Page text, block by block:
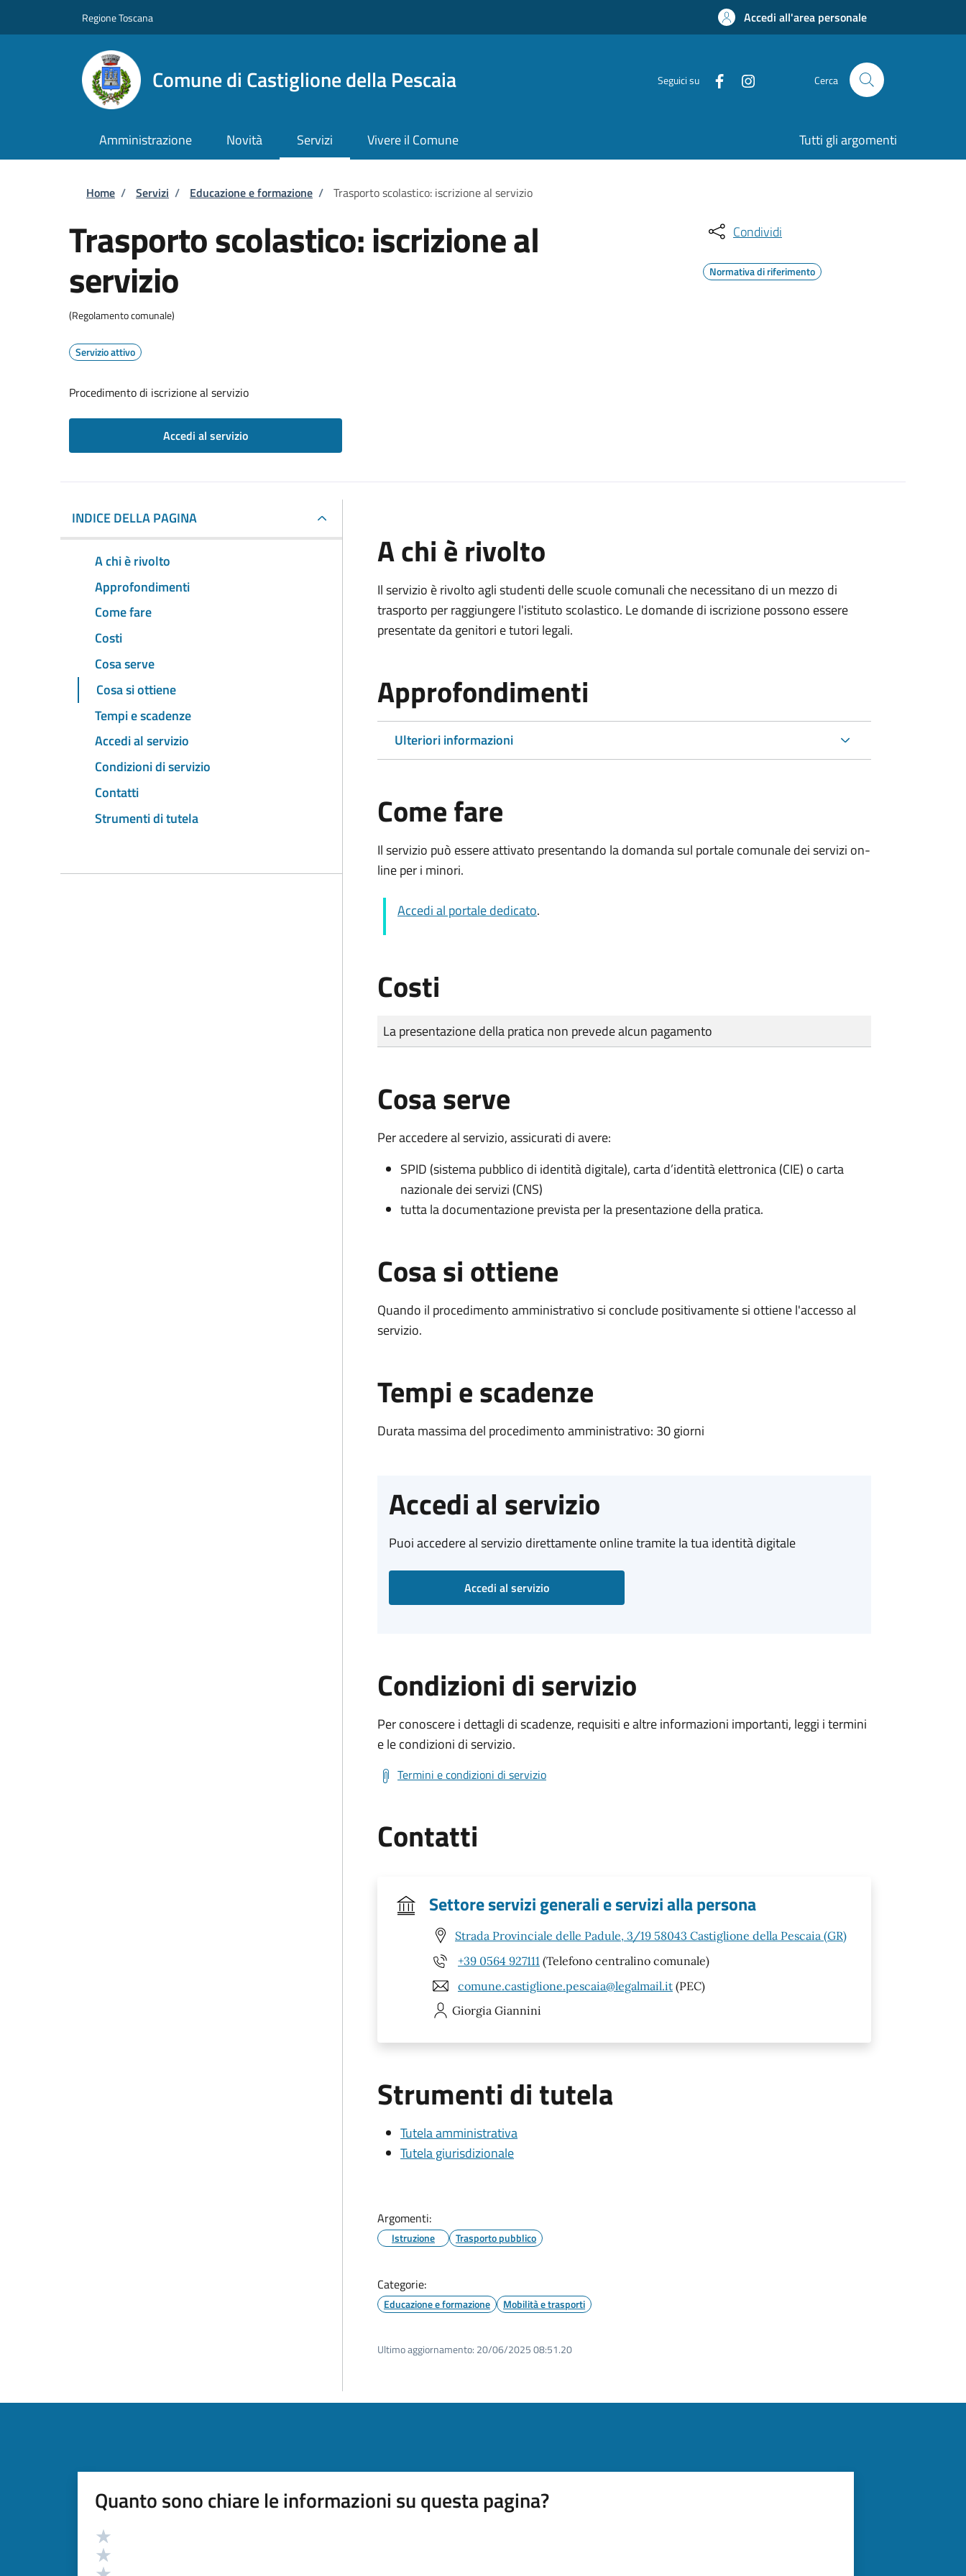
Regione Toscana Accedi all'area personale
Comune di Castiglione della Pescaia Seguici su Cerca
Amministrazione Novità Servizi Vivere il Comune Tutti gli argomenti
Briciole di pane
Home / Servizi / Educazione e formazione / Trasporto scolastico: iscrizione al servizio
Trasporto scolastico: iscrizione al
servizio
(Regolamento comunale)
Servizio attivo
Procedimento di iscrizione al servizio
Accedi al servizio
Condividi
Normativa di riferimento
INDICE DELLA PAGINA
A chi è rivolto
Approfondimenti
Come fare
Costi
Cosa serve
Cosa si ottiene
Tempi e scadenze
Accedi al servizio
Condizioni di servizio
Contatti
Strumenti di tutela
A chi è rivolto
Il servizio è rivolto agli studenti delle scuole comunali che necessitano di un mezzo di
trasporto per raggiungere l'istituto scolastico. Le domande di iscrizione possono essere
presentate da genitori e tutori legali.
Approfondimenti
Ulteriori informazioni
Come fare
Il servizio può essere attivato presentando la domanda sul portale comunale dei servizi on-
line per i minori.
Accedi al portale dedicato.
Costi
Tipo di pagamento
Importo
La presentazione della pratica non prevede alcun pagamento
Cosa serve
Per accedere al servizio, assicurati di avere:
SPID (sistema pubblico di identità digitale), carta d’identità elettronica (CIE) o carta
nazionale dei servizi (CNS)
tutta la documentazione prevista per la presentazione della pratica.
Cosa si ottiene
Quando il procedimento amministrativo si conclude positivamente si ottiene l'accesso al
servizio.
Tempi e scadenze
Durata massima del procedimento amministrativo: 30 giorni
Accedi al servizio
Puoi accedere al servizio direttamente online tramite la tua identità digitale
Accedi al servizio
Condizioni di servizio
Per conoscere i dettagli di scadenze, requisiti e altre informazioni importanti, leggi i termini
e le condizioni di servizio.
Termini e condizioni di servizio
Contatti
Settore servizi generali e servizi alla persona
Strada Provinciale delle Padule, 3/19 58043 Castiglione della Pescaia (GR)
+39 0564 927111 (Telefono centralino comunale)
comune.castiglione.pescaia@legalmail.it (PEC)
Giorgia Giannini
Strumenti di tutela
Tutela amministrativa
Tutela giurisdizionale
Argomenti:
Istruzione Trasporto pubblico
Categorie:
Educazione e formazione Mobilità e trasporti
Ultimo aggiornamento: 20/06/2025 08:51.20
Quanto sono chiare le informazioni su questa pagina?
Valutazione